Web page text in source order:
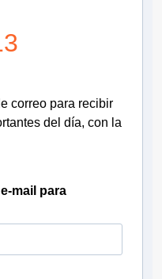
correo para recibir
del día, con la
mail para